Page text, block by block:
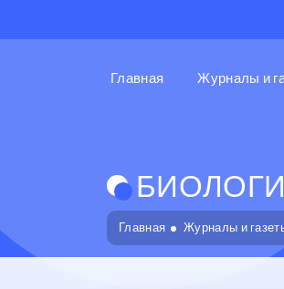
Главная Журналы и
Главная Журналы и